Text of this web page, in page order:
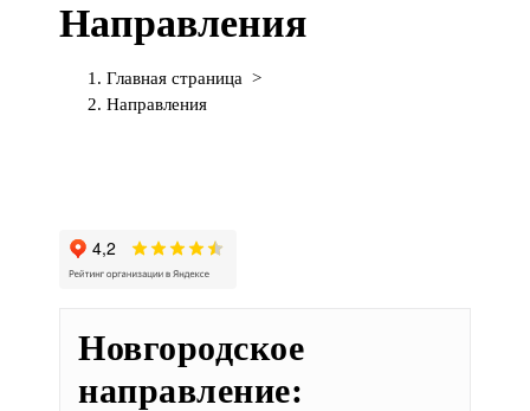
Направления
Главная страница >
Направления
Новгородское
направление: